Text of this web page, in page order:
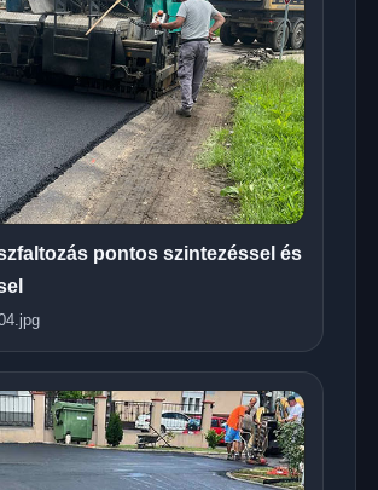
pontos szintezéssel és